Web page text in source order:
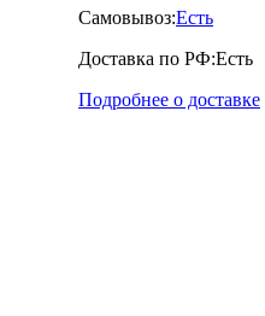
Самовывоз:Есть
Доставка по РФ:Есть
Подробнее о доставке